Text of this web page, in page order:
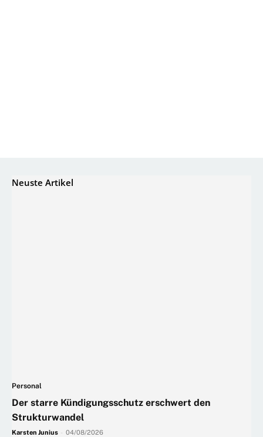
Neuste Artikel
Personal
Der starre Kündigungsschutz erschwert den
Strukturwandel
Karsten Junius 04/08/2026